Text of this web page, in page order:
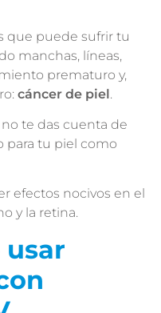
que puede sufrir tu
manchas, líneas,
prematuro y,
cáncer de piel.
te das cuenta de
para tu piel como
efectos nocivos en el
y la retina.
usar